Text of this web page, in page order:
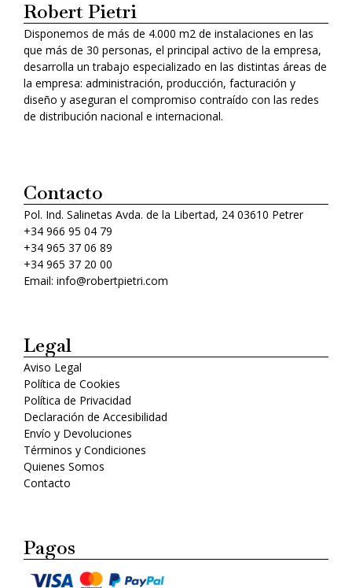
Robert Pietri
Disponemos de más de 4.000 m2 de instalaciones en las
que más de 30 personas, el principal activo de la empresa,
desarrolla un trabajo especializado en las distintas áreas de
la empresa: administración, producción, facturación y
diseño y aseguran el compromiso contraído con las redes
de distribución nacional e internacional.
Contacto
Pol. Ind. Salinetas Avda. de la Libertad, 24 03610 Petrer
+34 966 95 04 79
+34 965 37 06 89
+34 965 37 20 00
Email: info@robertpietri.com
Legal
Aviso Legal
Política de Cookies
Política de Privacidad
Declaración de Accesibilidad
Envío y Devoluciones
Términos y Condiciones
Quienes Somos
Contacto
Pagos